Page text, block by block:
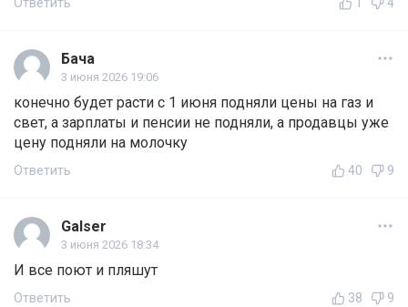
Ответить 4
Бача
3 июня 2026 19:06
конечно будет расти с 1 июня подняли цены на газ и
свет, а зарплаты и пенсии не подняли, а продавцы уже
цену подняли на молочку
Ответить 40 9
Galser
3 июня 2026 18:34
И все поют и пляшут
Ответить 38 9